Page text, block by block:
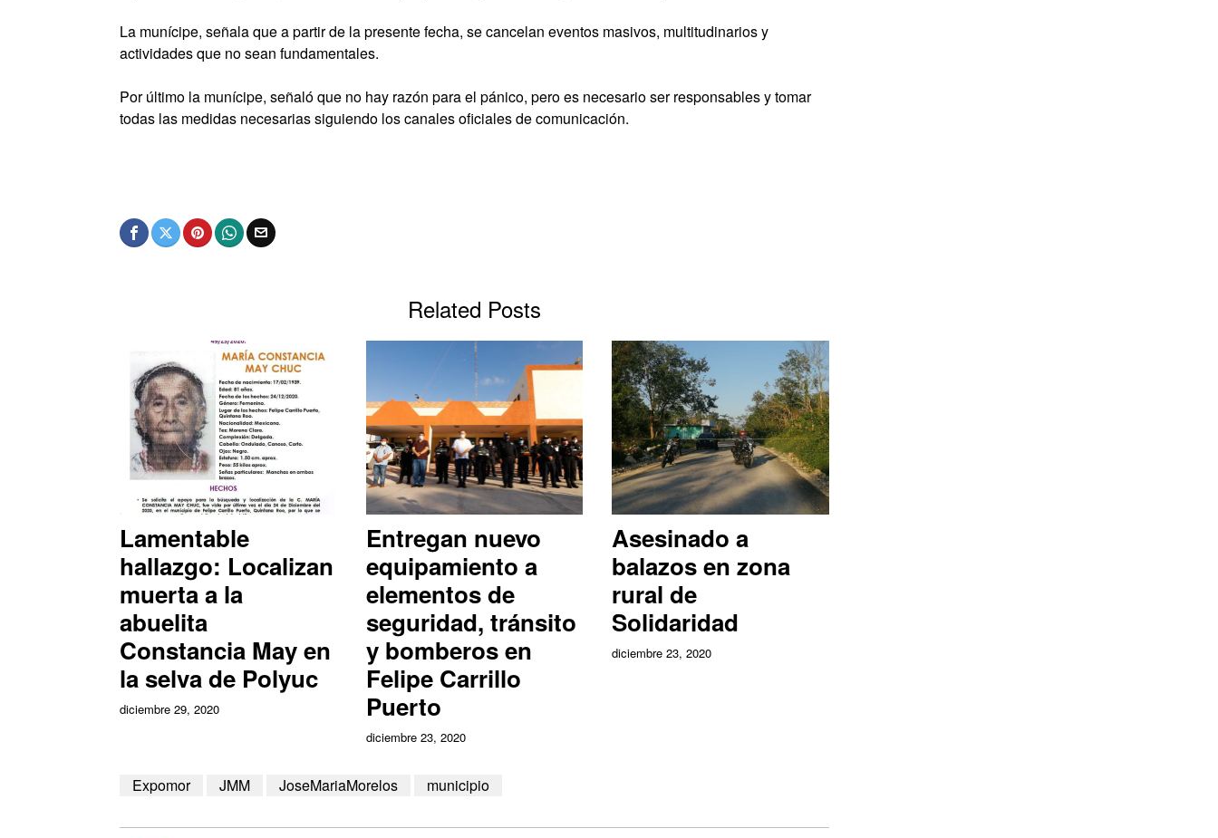
La munícipe, señala que a partir de la presente fecha, se cancelan eventos masivos, multitudinarios y
actividades que no sean fundamentales.
Por último la munícipe, señaló que no hay razón para el pánico, pero es necesario ser responsables y tomar
todas las medidas necesarias siguiendo los canales oficiales de comunicación.
Related Posts
Lamentable
hallazgo: Localizan
muerta a la
abuelita
Constancia May en
la selva de Polyuc
diciembre 29, 2020
Entregan nuevo
equipamiento a
elementos de
seguridad, tránsito
y bomberos en
Felipe Carrillo
Puerto
diciembre 23, 2020
Asesinado a
balazos en zona
rural de
Solidaridad
diciembre 23, 2020
Expomor JMM JoseMariaMorelos municipio